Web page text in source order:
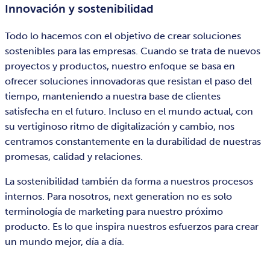
Innovación y sostenibilidad
Todo lo hacemos con el objetivo de crear soluciones
sostenibles para las empresas. Cuando se trata de nuevos
proyectos y productos, nuestro enfoque se basa en
ofrecer soluciones innovadoras que resistan el paso del
tiempo, manteniendo a nuestra base de clientes
satisfecha en el futuro. Incluso en el mundo actual, con
su vertiginoso ritmo de digitalización y cambio, nos
centramos constantemente en la durabilidad de nuestras
promesas, calidad y relaciones.
La sostenibilidad también da forma a nuestros procesos
internos. Para nosotros, next generation no es solo
terminología de marketing para nuestro próximo
producto. Es lo que inspira nuestros esfuerzos para crear
un mundo mejor, día a día.